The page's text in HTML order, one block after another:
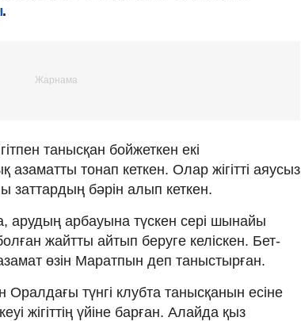
.
танысқан бойжеткен екі
тонап кеткен. Олар жігітті аяусыз
заттардың бәрін алып кеткен.
арудың арбауына түскен сері шынайы
жайтты айтып беруге келіскен. Бет-
азамат өзін Маратпын деп таныстырған.
түнгі клубта танысқанын есіне
жігіттің үйіне барған. Алайда қыз